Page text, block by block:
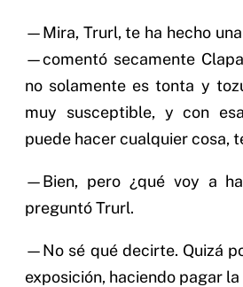
—Mira, Trurl, te ha hecho
—comentó secamente
no solamente es tonta y
muy susceptible, y con
puede hacer cualquier cosa,
—Bien, pero ¿qué voy a
preguntó Trurl.
—No sé qué decirte. Quizá
exposición, haciendo pagar